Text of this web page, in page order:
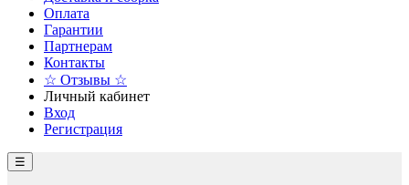
Оплата
Гарантии
Партнерам
Контакты
☆ Отзывы ☆
Личный кабинет
Вход
Регистрация
☰